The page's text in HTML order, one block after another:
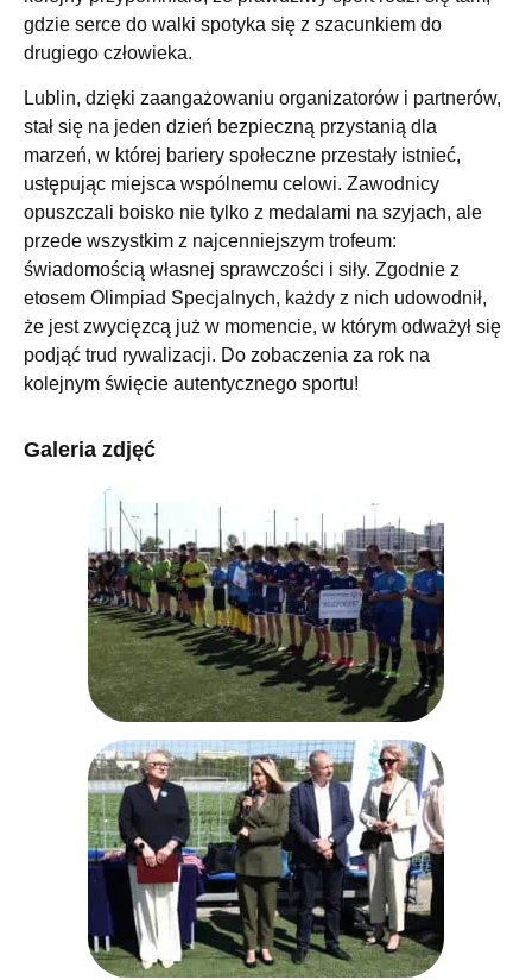
gdzie serce do walki spotyka się z szacunkiem do
drugiego człowieka.
Lublin, dzięki zaangażowaniu organizatorów i partnerów,
stał się na jeden dzień bezpieczną przystanią dla
marzeń, w której bariery społeczne przestały istnieć,
ustępując miejsca wspólnemu celowi. Zawodnicy
opuszczali boisko nie tylko z medalami na szyjach, ale
przede wszystkim z najcenniejszym trofeum:
świadomością własnej sprawczości i siły. Zgodnie z
etosem Olimpiad Specjalnych, każdy z nich udowodnił,
że jest zwycięzcą już w momencie, w którym odważył się
podjąć trud rywalizacji. Do zobaczenia za rok na
kolejnym święcie autentycznego sportu!
Galeria zdjęć